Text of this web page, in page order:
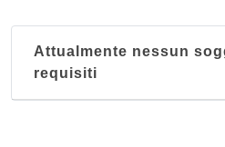
Attualmente nessun
requisiti